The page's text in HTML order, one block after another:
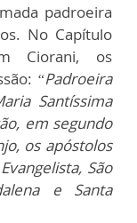
padroeira
No Capítulo
Ciorani, os
“Padroeira
Santíssima
em segundo
os apóstolos
São
e Santa